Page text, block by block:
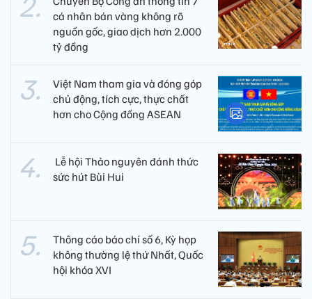
cá nhân bán vàng không rõ
nguồn gốc, giao dịch hơn 2.000
tỷ đồng
Việt Nam tham gia và đóng góp
chủ động, tích cực, thực chất
hơn cho Cộng đồng ASEAN
​ Lễ hội Thảo nguyên đánh thức
sức hút Bùi Hui
Thông cáo báo chí số 6, Kỳ họp
không thường lệ thứ Nhất, Quốc
hội khóa XVI